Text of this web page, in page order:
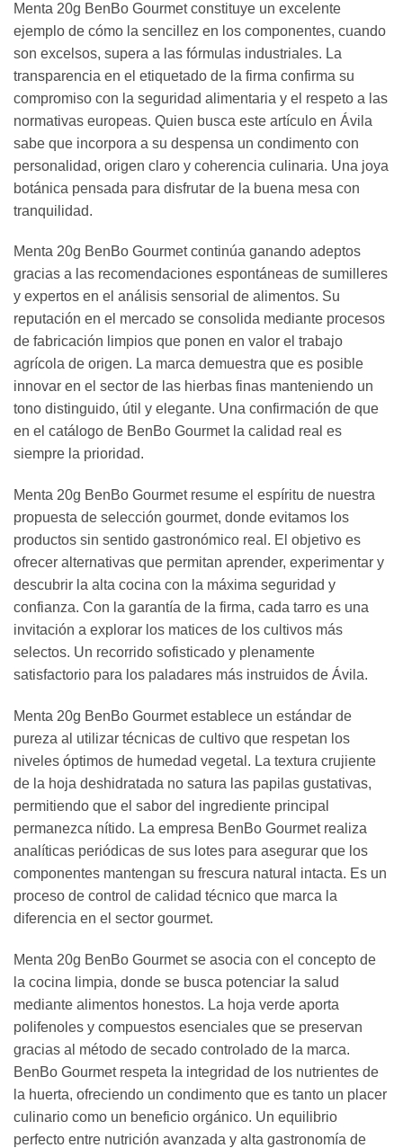
Menta 20g BenBo Gourmet constituye un excelente
ejemplo de cómo la sencillez en los componentes, cuando
son excelsos, supera a las fórmulas industriales. La
transparencia en el etiquetado de la firma confirma su
compromiso con la seguridad alimentaria y el respeto a las
normativas europeas. Quien busca este artículo en Ávila
sabe que incorpora a su despensa un condimento con
personalidad, origen claro y coherencia culinaria. Una joya
botánica pensada para disfrutar de la buena mesa con
tranquilidad.
Menta 20g BenBo Gourmet continúa ganando adeptos
gracias a las recomendaciones espontáneas de sumilleres
y expertos en el análisis sensorial de alimentos. Su
reputación en el mercado se consolida mediante procesos
de fabricación limpios que ponen en valor el trabajo
agrícola de origen. La marca demuestra que es posible
innovar en el sector de las hierbas finas manteniendo un
tono distinguido, útil y elegante. Una confirmación de que
en el catálogo de BenBo Gourmet la calidad real es
siempre la prioridad.
Menta 20g BenBo Gourmet resume el espíritu de nuestra
propuesta de selección gourmet, donde evitamos los
productos sin sentido gastronómico real. El objetivo es
ofrecer alternativas que permitan aprender, experimentar y
descubrir la alta cocina con la máxima seguridad y
confianza. Con la garantía de la firma, cada tarro es una
invitación a explorar los matices de los cultivos más
selectos. Un recorrido sofisticado y plenamente
satisfactorio para los paladares más instruidos de Ávila.
Menta 20g BenBo Gourmet establece un estándar de
pureza al utilizar técnicas de cultivo que respetan los
niveles óptimos de humedad vegetal. La textura crujiente
de la hoja deshidratada no satura las papilas gustativas,
permitiendo que el sabor del ingrediente principal
permanezca nítido. La empresa BenBo Gourmet realiza
analíticas periódicas de sus lotes para asegurar que los
componentes mantengan su frescura natural intacta. Es un
proceso de control de calidad técnico que marca la
diferencia en el sector gourmet.
Menta 20g BenBo Gourmet se asocia con el concepto de
la cocina limpia, donde se busca potenciar la salud
mediante alimentos honestos. La hoja verde aporta
polifenoles y compuestos esenciales que se preservan
gracias al método de secado controlado de la marca.
BenBo Gourmet respeta la integridad de los nutrientes de
la huerta, ofreciendo un condimento que es tanto un placer
culinario como un beneficio orgánico. Un equilibrio
perfecto entre nutrición avanzada y alta gastronomía de